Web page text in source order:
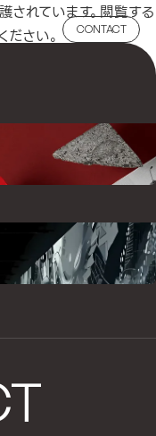
CONTACT
されています。閲覧する
さい。